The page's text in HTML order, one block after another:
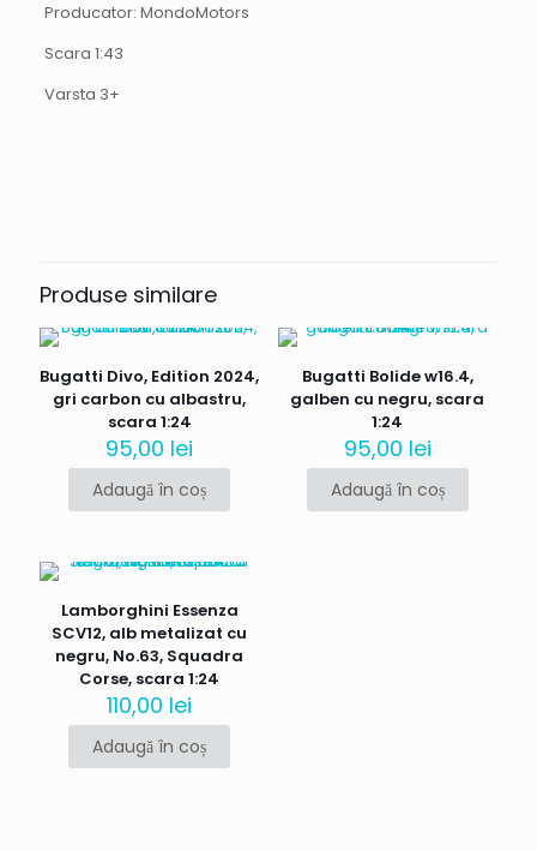
Producator: MondoMotors
Scara 1:43
Varsta 3+
pentru „Aston Martin DB11, rosu,
scara 1:43”
Adresa ta de email nu va fi publicată.
Câmpurile obligatorii
sunt marcate cu*
Evaluarea ta*
Produse similare
Bugatti Divo, Edition 2024,
gri carbon cu albastru,
scara 1:24
95,00 lei
Adaugă în coș
Bugatti Bolide w16.4,
galben cu negru, scara
1:24
95,00 lei
Adaugă în coș
Lamborghini Essenza
SCV12, alb metalizat cu
negru, No.63, Squadra
Corse, scara 1:24
110,00 lei
Adaugă în coș